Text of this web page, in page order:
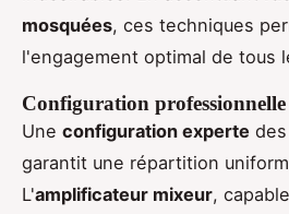
mosquées, ces techniques
l'engagement optimal de tous
Configuration professionnelle
Une configuration experte
garantit une répartition
L'amplificateur mixeur,